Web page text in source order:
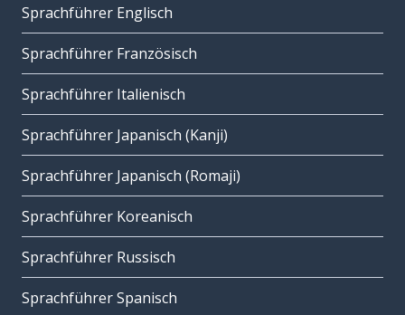
Sprachführer Englisch
Sprachführer Französisch
Sprachführer Italienisch
Sprachführer Japanisch (Kanji)
Sprachführer Japanisch (Romaji)
Sprachführer Koreanisch
Sprachführer Russisch
Sprachführer Spanisch